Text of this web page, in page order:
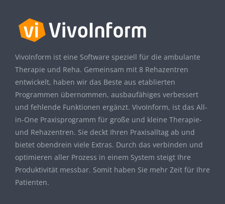
VivoInform ist eine Software speziell für die ambulante
Therapie und Reha. Gemeinsam mit 8 Rehazentren
entwickelt, haben wir das Beste aus etablierten
Programmen übernommen, ausbaufähiges verbessert
und fehlende Funktionen ergänzt. VivoInform, ist das All-
in-One Praxisprogramm für große und kleine Therapie-
und Rehazentren. Sie deckt Ihren Praxisalltag ab und
bietet obendrein viele Extras. Durch das verbinden und
optimieren aller Prozess in einem System steigt Ihre
Produktivität messbar. Somit haben Sie mehr Zeit für Ihre
Patienten.